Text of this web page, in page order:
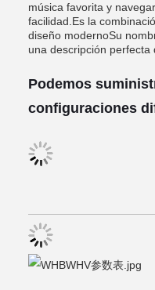
música favorita y
facilidad.Es la
diseño modernoSu
una descripción perfecta
Podemos
configuraciones